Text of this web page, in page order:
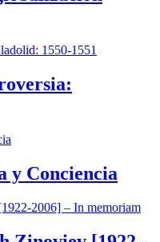
y Conciencia